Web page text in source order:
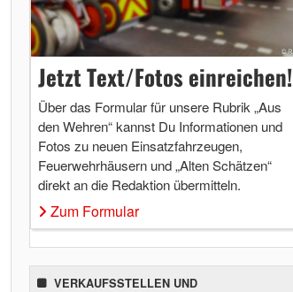
Jetzt Text/Fotos einreichen!
Über das Formular für unsere Rubrik „Aus
den Wehren“ kannst Du Informationen und
Fotos zu neuen Einsatzfahrzeugen,
Feuerwehrhäusern und „Alten Schätzen“
direkt an die Redaktion übermitteln.
Zum Formular
VERKAUFSSTELLEN UND